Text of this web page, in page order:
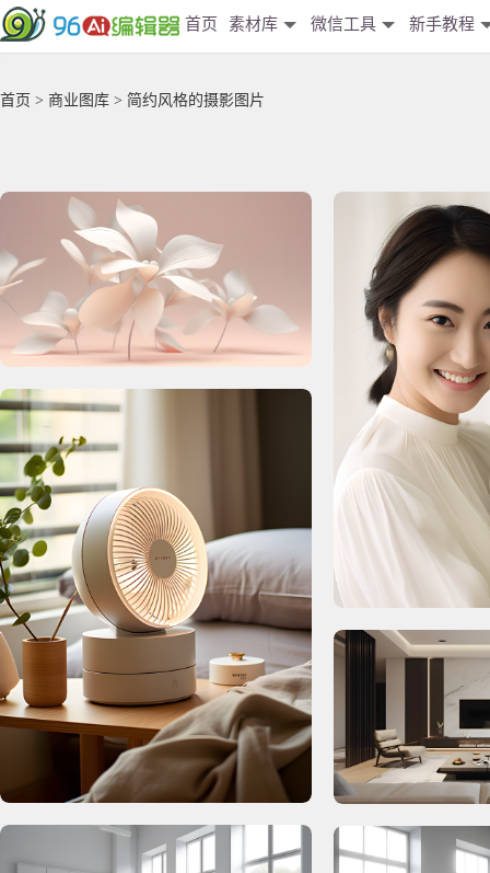
首页 素材库 微信工具 新手教程
首页 > 商业图库 > 简约风格的摄影图片